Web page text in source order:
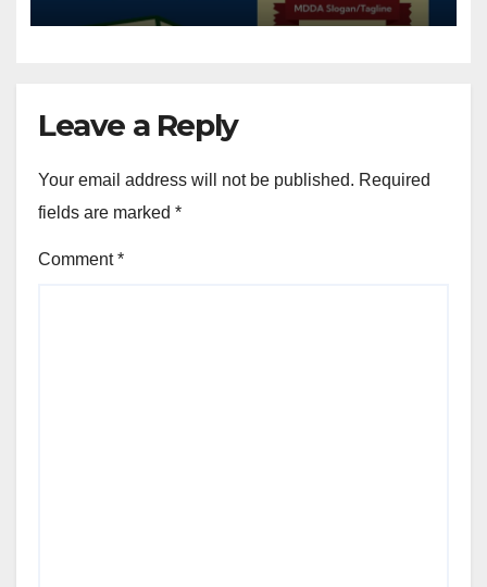
Leave a Reply
Your email address will not be published. Required
fields are marked *
Comment*